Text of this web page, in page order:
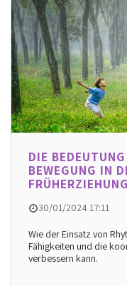
DIE
BEWEGUNG IN
FRÜHERZIEHUNG
30/01/2024 17:11
Wie der Einsatz von
Fähigkeiten und die
verbessern kann.